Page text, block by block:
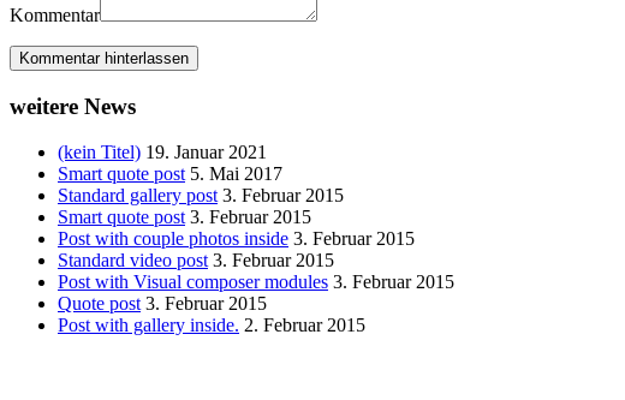
Kommentar
Kommentar hinterlassen
weitere News
(kein Titel) 19. Januar 2021
Smart quote post 5. Mai 2017
Standard gallery post 3. Februar 2015
Smart quote post 3. Februar 2015
Post with couple photos inside 3. Februar 2015
Standard video post 3. Februar 2015
Post with Visual composer modules 3. Februar 2015
Quote post 3. Februar 2015
Post with gallery inside. 2. Februar 2015